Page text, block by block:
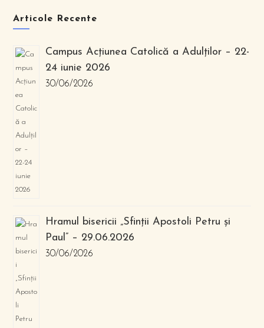
Articole Recente
Campus Acțiunea Catolică a Adulților – 22-
24 iunie 2026
30/06/2026
Hramul bisericii „Sfinții Apostoli Petru și
Paul” – 29.06.2026
30/06/2026